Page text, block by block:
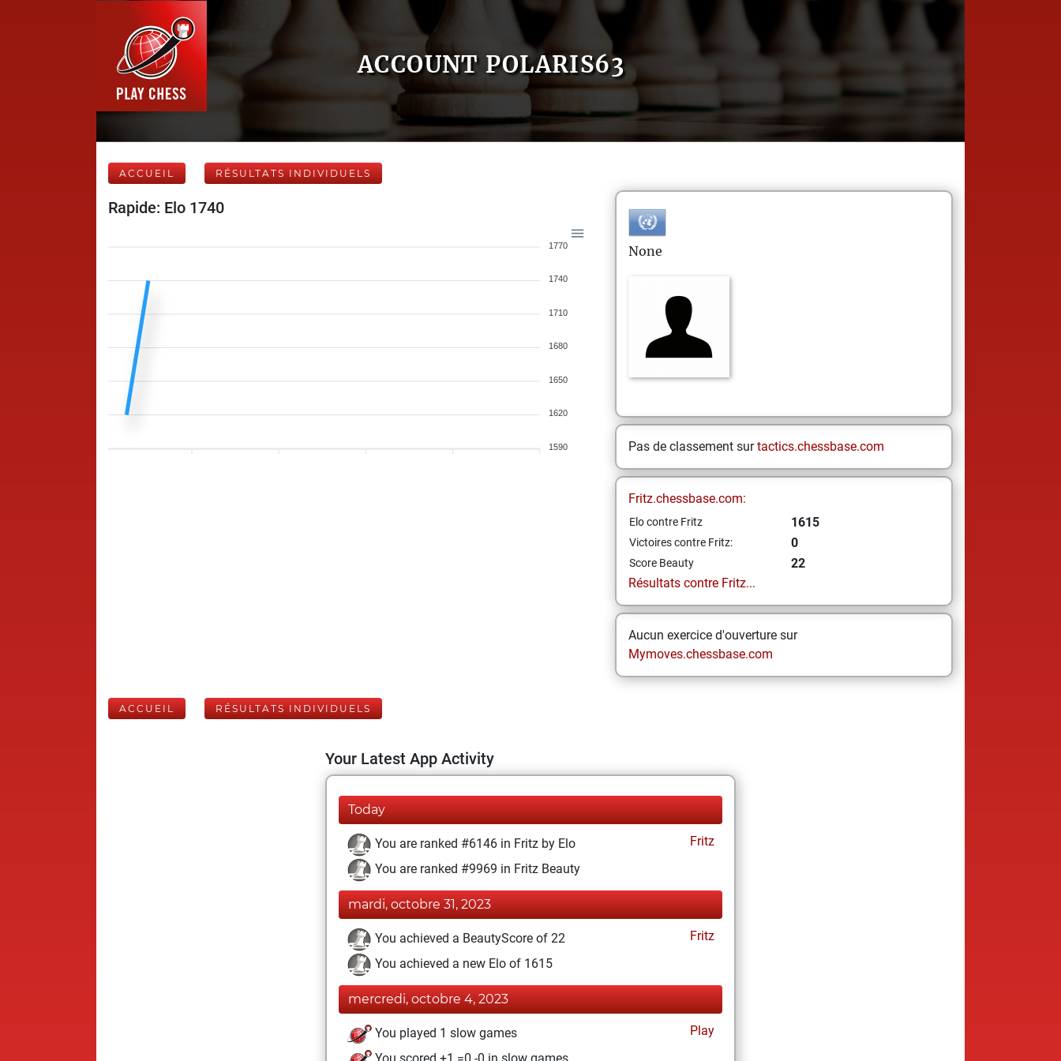
ACCOUNT POLARIS63
ACCUEIL RÉSULTATS INDIVIDUELS
Rapide: Elo 1740
1770
1740
1710
1680
1650
1620
1590
None
Pas de classement surtactics.chessbase.com
Fritz.chessbase.com:
Elo contre Fritz 1615
Victoires contre Fritz: 0
Score Beauty
22
Résultats contre Fritz...
Aucun exercice d'ouverture sur
Mymoves.chessbase.com
ACCUEIL RÉSULTATS INDIVIDUELS
Your Latest App Activity
Today
You are ranked #6146 in Fritz by Elo
Fritz
You are ranked #9969 in Fritz Beauty
mardi, octobre 31, 2023
You achieved a BeautyScore of 22
Fritz
You achieved a new Elo of 1615
mercredi, octobre 4, 2023
You played 1 slow games
Play